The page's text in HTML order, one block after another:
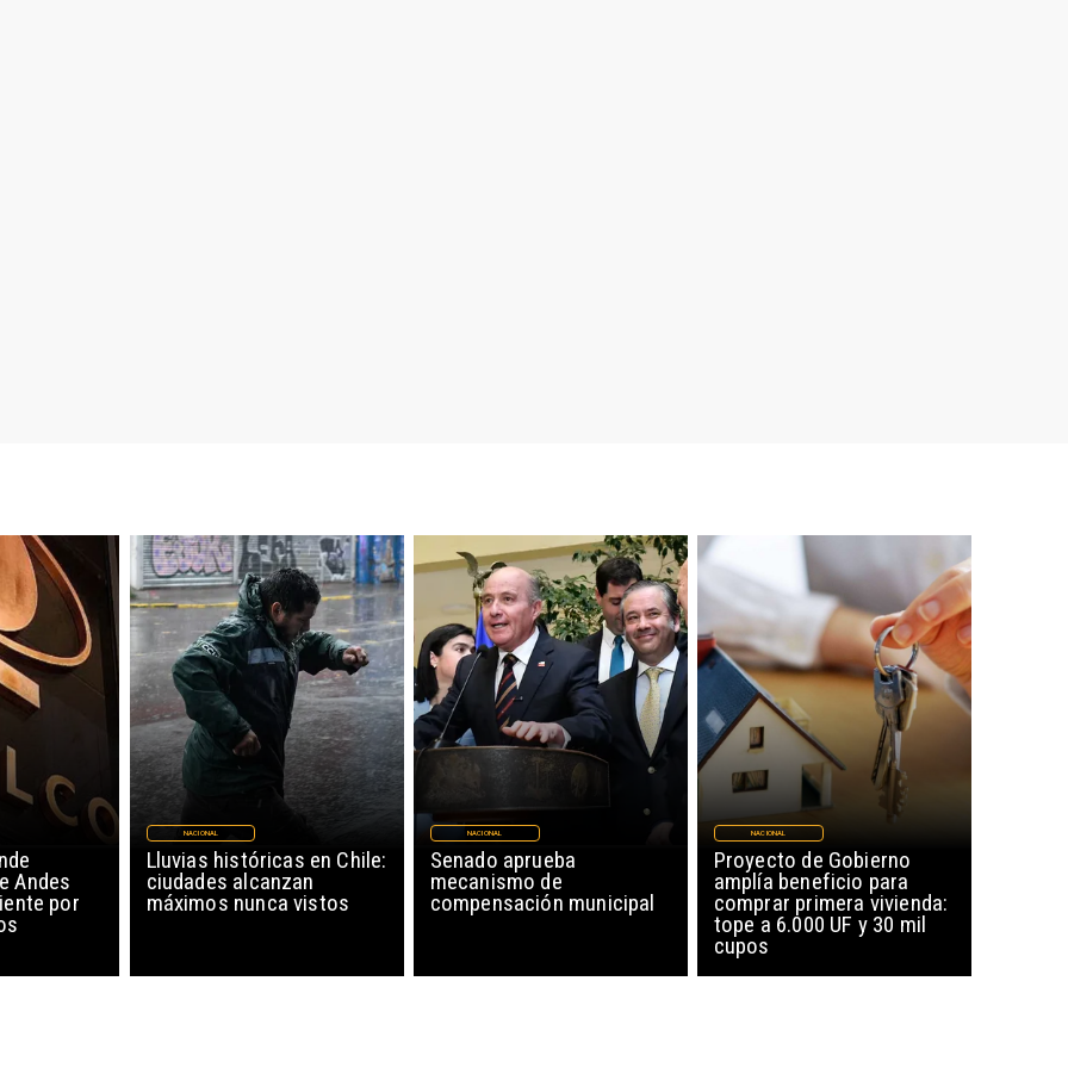
Andes
por
Lluvias históricas en Chile:
ciudades alcanzan
máximos nunca vistos
NACIONAL
Senado aprueba
mecanismo de
compensación municipal
NACIONAL
Proyecto de Gobierno
amplía beneficio para
comprar primera vivienda:
tope a 6.000 UF y 30 mil
cupos
NACIONAL